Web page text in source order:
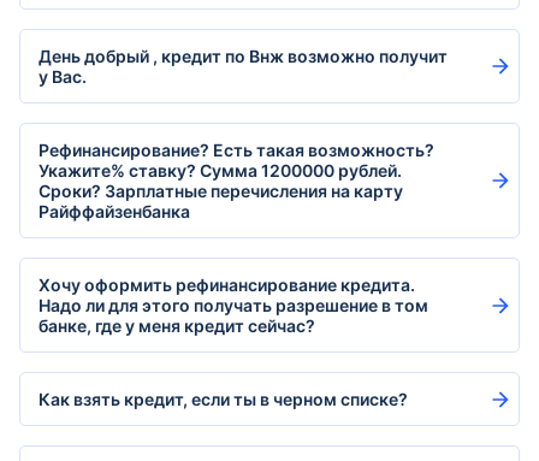
День добрый , кредит по Внж возможно получит
у Вас.
Рефинансирование? Есть такая возможность?
Укажите% ставку? Сумма 1200000 рублей.
Сроки? Зарплатные перечисления на карту
Райффайзенбанка
Хочу оформить рефинансирование кредита.
Надо ли для этого получать разрешение в том
банке, где у меня кредит сейчас?
Как взять кредит, если ты в черном списке?